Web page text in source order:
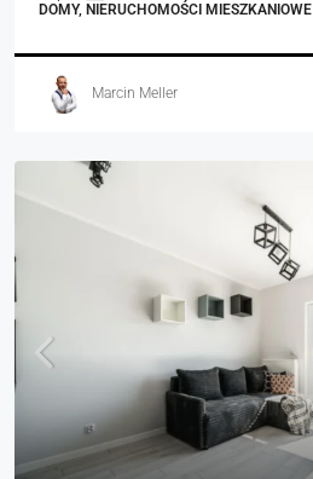
DOMY, NIERUCHOMOŚCI MIESZKANIOWE
Marcin Meller